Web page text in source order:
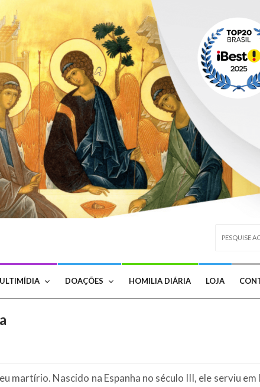
DOAÇÕES HOMILIA DIÁRIA LOJA
martírio. Nascido na Espanha no século III, ele serviu